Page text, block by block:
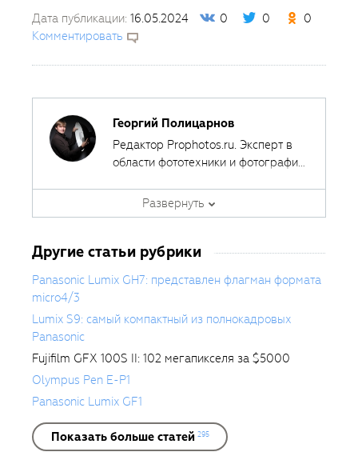
Дата публикации: 16.05.2024 0 0
0
Комментировать
Георгий Полицарнов
Редактор Prophotos.ru. Эксперт в
области фототехники и фотографии,
фотооборудования с 2007 года.
Является автором ряда обучающих
Развернуть
Другие статьи рубрики
Panasonic Lumix GH7: представлен флагман формата
micro4/3
Lumix S9: самый компактный из полнокадровых
Panasonic
Fujifilm GFX 100S II: 102 мегапикселя за $5000
Olympus Pen E-P1
Panasonic Lumix GF1
Показать больше статей 295